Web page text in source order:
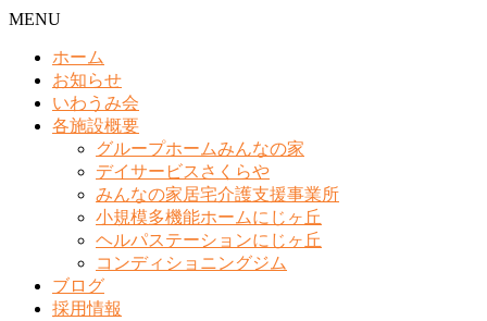
MENU
ホーム
お知らせ
いわうみ会
各施設概要
グループホームみんなの家
デイサービスさくらや
みんなの家居宅介護支援事業所
小規模多機能ホームにじヶ丘
ヘルパステーションにじヶ丘
コンディショニングジム
ブログ
採用情報